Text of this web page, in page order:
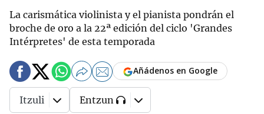
La carismática violinista y el pianista pondrán el
broche de oro a la 22ª edición del ciclo 'Grandes
Intérpretes' de esta temporada
Añádenos en Google
Itzuli Entzun